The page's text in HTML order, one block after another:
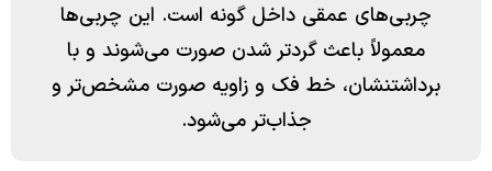
چربی‌های عمقی داخل گونه است. این چربی‌ها
معمولاً باعث گردتر شدن صورت می‌شوند و با
برداشتنشان، خط فک و زاویه صورت مشخص‌تر و
جذاب‌تر می‌شود.